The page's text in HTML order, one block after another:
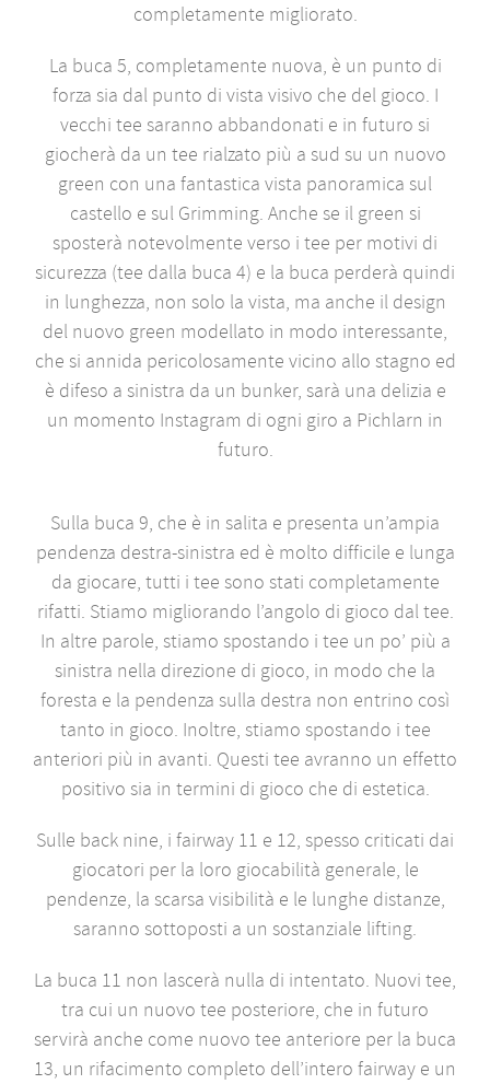
completamente migliorato.
La buca 5, completamente nuova, è un punto di
forza sia dal punto di vista visivo che del gioco. I
vecchi tee saranno abbandonati e in futuro si
giocherà da un tee rialzato più a sud su un nuovo
green con una fantastica vista panoramica sul
castello e sul Grimming. Anche se il green si
sposterà notevolmente verso i tee per motivi di
sicurezza (tee dalla buca 4) e la buca perderà quindi
in lunghezza, non solo la vista, ma anche il design
del nuovo green modellato in modo interessante,
che si annida pericolosamente vicino allo stagno ed
è difeso a sinistra da un bunker, sarà una delizia e
un momento Instagram di ogni giro a Pichlarn in
futuro.
Sulla buca 9, che è in salita e presenta un’ampia
pendenza destra-sinistra ed è molto difficile e lunga
da giocare, tutti i tee sono stati completamente
rifatti. Stiamo migliorando l’angolo di gioco dal tee.
In altre parole, stiamo spostando i tee un po’ più a
sinistra nella direzione di gioco, in modo che la
foresta e la pendenza sulla destra non entrino così
tanto in gioco. Inoltre, stiamo spostando i tee
anteriori più in avanti. Questi tee avranno un effetto
positivo sia in termini di gioco che di estetica.
Sulle back nine, i fairway 11 e 12, spesso criticati dai
giocatori per la loro giocabilità generale, le
pendenze, la scarsa visibilità e le lunghe distanze,
saranno sottoposti a un sostanziale lifting.
La buca 11 non lascerà nulla di intentato. Nuovi tee,
tra cui un nuovo tee posteriore, che in futuro
servirà anche come nuovo tee anteriore per la buca
13, un rifacimento completo dell’intero fairway e un